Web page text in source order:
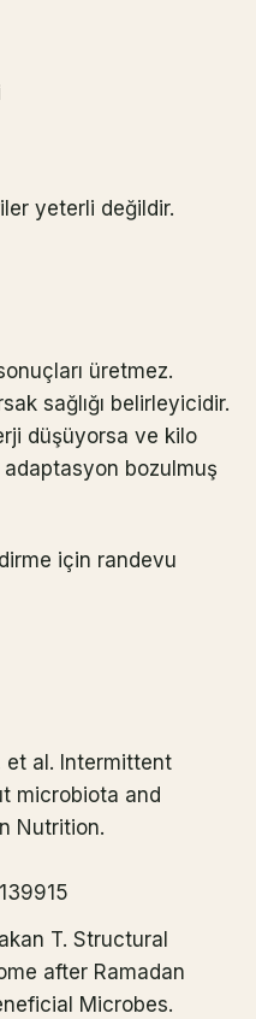
yeterli değildir.
üretmez.
sağlığı belirleyicidir.
düşüyorsa ve kilo
bozulmuş
için randevu
et al. Intermittent
microbiota and
Nutrition.
T. Structural
after Ramadan
Microbes.